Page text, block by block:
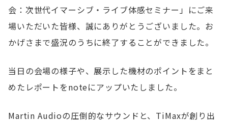
会：次世代イマーシブ・ライブ体感セミナー」にご来
場いただいた皆様、誠にありがとうございました。お
かげさまで盛況のうちに終了することができました。
当日の会場の様子や、展示した機材のポイントをまと
めたレポートをnoteにアップいたしました。
Martin Audioの圧倒的なサウンドと、TiMaxが創り出